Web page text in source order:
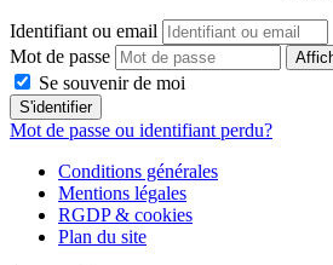
Identifiant ou email
Mot de passe
Se souvenir de moi
S'identifier
Mot de passe ou identifiant perdu?
Conditions générales
Mentions légales
RGDP & cookies
Plan du site